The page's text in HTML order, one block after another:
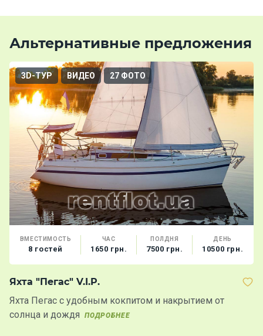
Альтернативные предложения
3D-ТУР ВИДЕО 27 ФОТО
ВМЕСТИМОСТЬ
8 гостей
ЧАС
1650 грн.
ПОЛДНЯ
7500 грн.
ДЕНЬ
10500 грн.
Яхта "Пегас" V.I.P.
Яхта Пегас с удобным кокпитом и накрытием от
солнца и дождя
ПОДРОБНЕЕ